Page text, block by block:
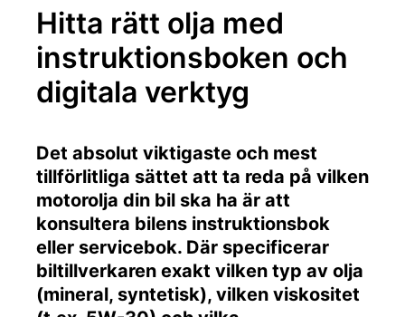
Hitta rätt olja med
instruktionsboken och
digitala verktyg
Det absolut viktigaste och mest
tillförlitliga sättet att ta reda på vilken
motorolja din bil ska ha är att
konsultera bilens instruktionsbok
eller servicebok. Där specificerar
biltillverkaren exakt vilken typ av olja
(mineral, syntetisk), vilken viskositet